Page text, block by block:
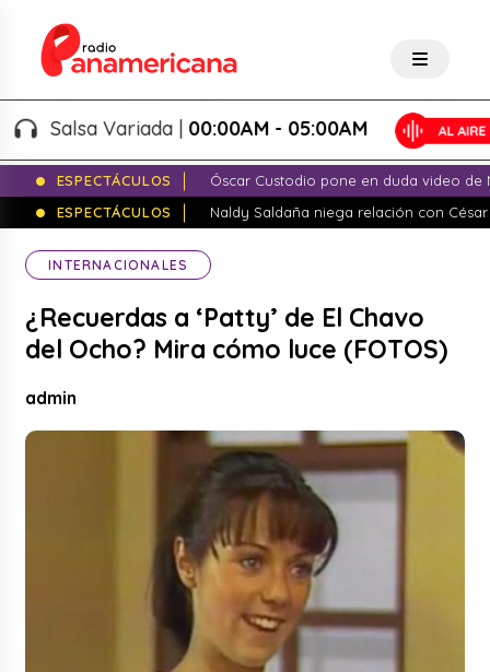
Salsa Variada |00:00AM - 05:00AM
ESPECTÁCULOS
Óscar Custodio pone en duda video de
ESPECTÁCULOS
Naldy Saldaña niega relación con
INTERNACIONALES
¿Recuerdas a ‘Patty’ de El Chavo
del Ocho? Mira cómo luce (FOTOS)
admin